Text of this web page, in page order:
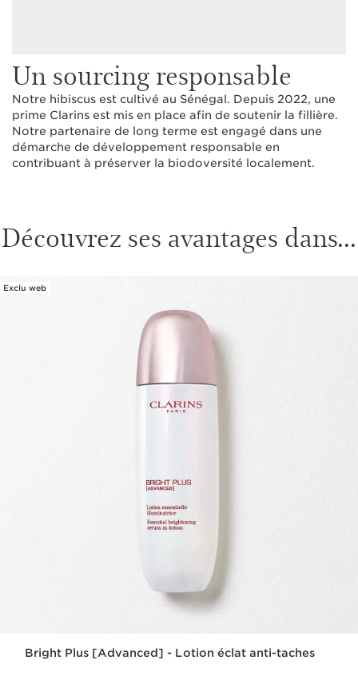
Un sourcing responsable
Notre hibiscus est cultivé au Sénégal. Depuis 2022, une
prime Clarins est mis en place afin de soutenir la fillière.
Notre partenaire de long terme est engagé dans une
démarche de développement responsable en
contribuant à préserver la biodoversité localement.
Découvrez ses avantages dans...
Exclu web
Bright Plus [Advanced] - Lotion éclat anti-taches